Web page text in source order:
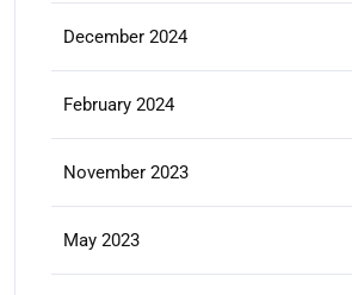
December 2024
February 2024
November 2023
May 2023